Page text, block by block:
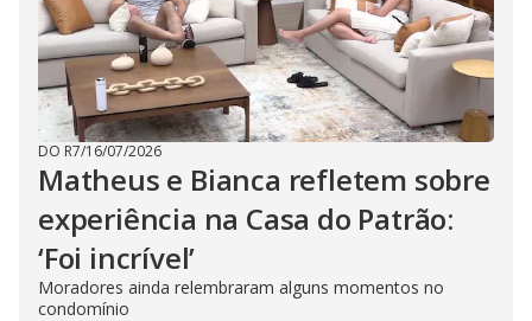
DO R7/16/07/2026
Matheus e Bianca refletem sobre
experiência na Casa do Patrão:
‘Foi incrível’
Moradores ainda relembraram alguns momentos no
condomínio